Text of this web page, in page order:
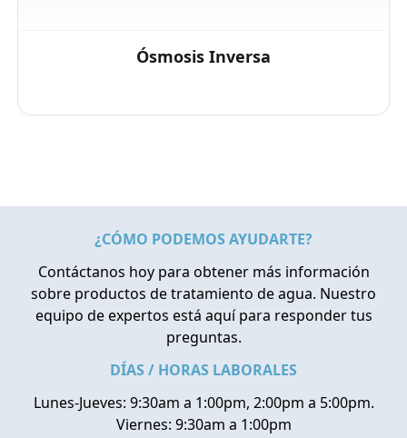
Ósmosis Inversa
¿CÓMO PODEMOS AYUDARTE?
Contáctanos hoy para obtener más información
sobre productos de tratamiento de agua. Nuestro
equipo de expertos está aquí para responder tus
preguntas.
DÍAS / HORAS LABORALES
Lunes-Jueves: 9:30am a 1:00pm, 2:00pm a 5:00pm.
Viernes: 9:30am a 1:00pm